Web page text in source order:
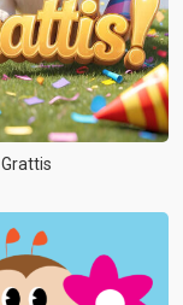
Grattis